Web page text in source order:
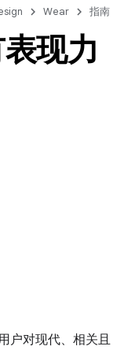
Wear 指南
现力
户对现代、相关且